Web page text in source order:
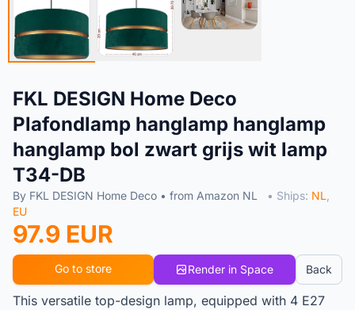
FKL DESIGN Home Deco
Plafondlamp hanglamp hanglamp
hanglamp bol zwart grijs wit lamp
T34-DB
By FKL DESIGN Home Deco • from Amazon NL • Ships: NL
EU
97.9 EUR
Go to store Render in Space Back
This versatile top-design lamp, equipped with 4 E27